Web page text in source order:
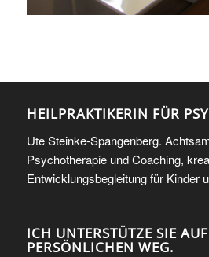
HEILPRAKTIKERIN FÜR
Ute Steinke-Spangenberg.
Psychotherapie und Coaching,
Entwicklungsbegleitung für Kinder
ICH UNTERSTÜTZE SIE
PERSÖNLICHEN WEG.